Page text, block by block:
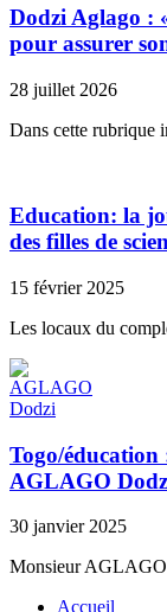
Dodzi Aglago :
pour assurer
28 juillet 2026
Dans cette
Education: la
des filles de
15 février 2025
Les locaux du
Togo/éducation
AGLAGO
30 janvier 2025
Monsieur AGLAGO
Accueil